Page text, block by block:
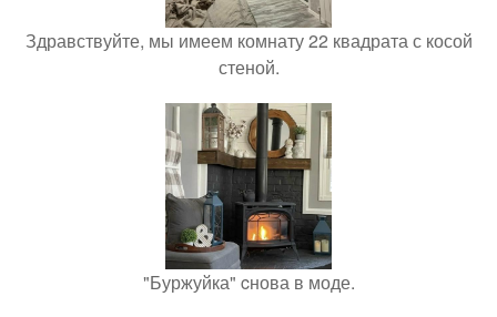
Здравствуйте, мы имеем комнату 22 квадрата с косой
стеной.
"Буржуйка" cнова в моде.